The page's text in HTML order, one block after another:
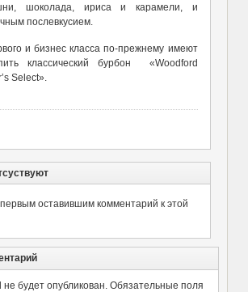
шоколада, ириса и карамели, и
послевкусием.
и бизнес класса по-прежнему имеют
классический бурбон «Woodford
Select».
оставившим комментарий к этой
будет опубликован. Обязательные поля